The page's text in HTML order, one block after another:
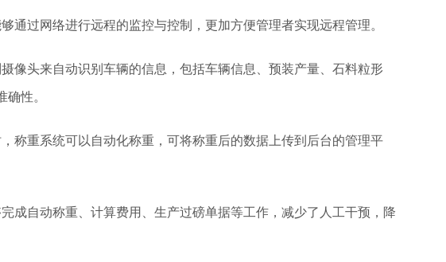
通过网络进行远程的监控与控制，更加方便管理者实现远程管理。
像头来自动识别车辆的信息，包括车辆信息、预装产量、石料粒形
性。
称重系统可以自动化称重，可将称重后的数据上传到后台的管理平
成自动称重、计算费用、生产过磅单据等工作，减少了人工干预，降